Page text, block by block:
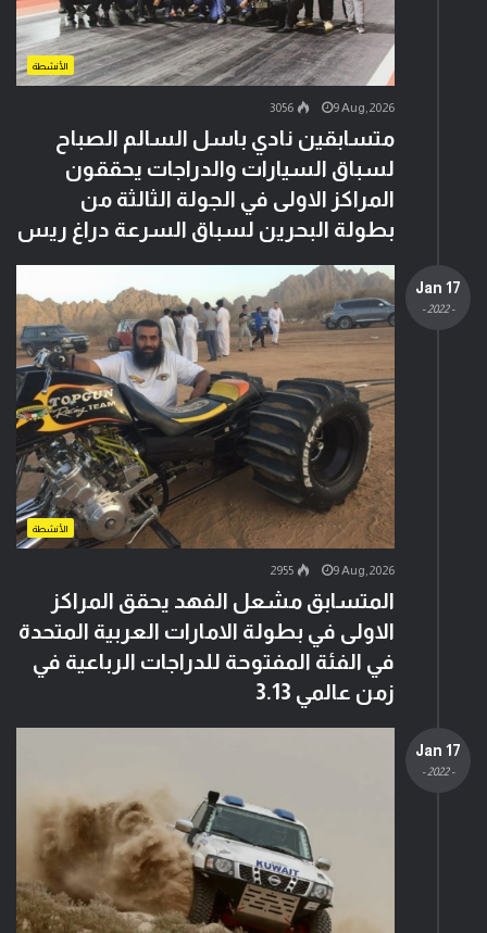
الأنشطة
9 Aug,2026
3056
متسابقين نادي باسل السالم الصباح
لسباق السيارات والدراجات يحققون
المراكز الاولى في الجولة الثالثة من
بطولة البحرين لسباق السرعة دراغ ريس
17 Jan
- 2022 -
الأنشطة
9 Aug,2026
2955
المتسابق مشعل الفهد يحقق المراكز
الاولى في بطولة الامارات العربية المتحدة
في الفئة المفتوحة للدراجات الرباعية في
زمن عالمي 3.13
17 Jan
- 2022 -